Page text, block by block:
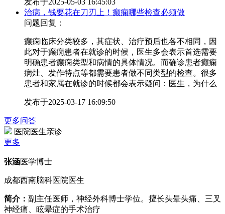
发布于2025-05-03 16:45:03
治病，钱要花在刀刃上！癫痫哪些检查必须做
问题回复：
癫痫临床分类较多，其症状、治疗预后也各不相同，因
此对于癫痫患者在就诊的时候，医生多会表示首选需要
明确患者癫痫类型和病情的具体情况。而确诊患者癫痫
病灶、发作特点等都需要患者做不同类型的检查。很多
患者和家属在就诊的时候都会表示疑问：医生，为什么
发布于2025-03-17 16:09:50
更多问答
医院医生亲诊
更多
张涵医学博士
成都西南脑科医院医生
简介： 副主任医师，神经外科博士学位。擅长头晕头痛、三叉
神经痛、眩晕症的手术治疗